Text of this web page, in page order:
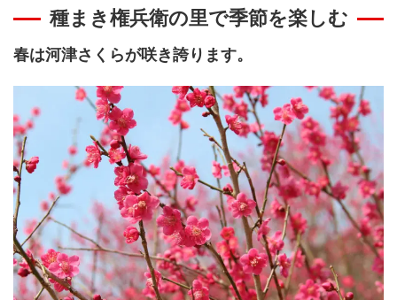
種まき権兵衛の里で季節を楽しむ
春は河津さくらが咲き誇ります。